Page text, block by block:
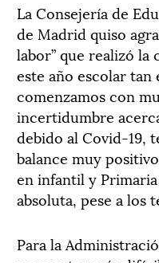
La Consejería de
de Madrid quiso
labor” que realizó la
este año escolar tan
comenzamos con
incertidumbre
debido al Covid-19,
balance muy
en infantil y Primaria
absoluta, pese a los
Para la